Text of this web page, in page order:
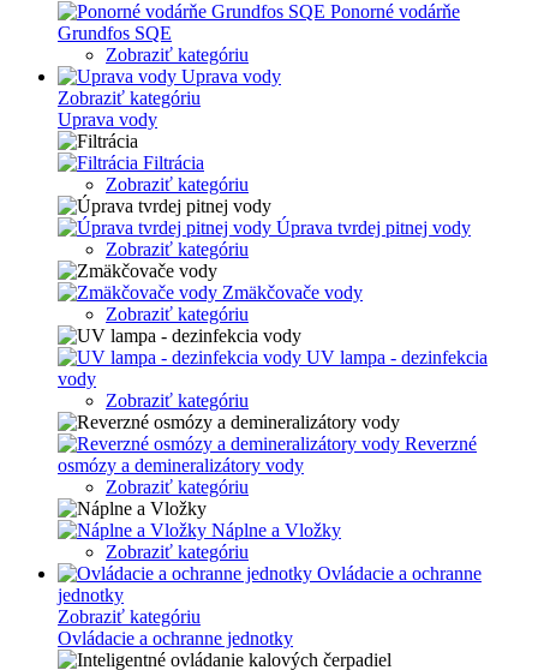
Ponorné vodárňe
Grundfos SQE
Zobraziť kategóriu
Uprava vody
Zobraziť kategóriu
Uprava vody
Filtrácia
Zobraziť kategóriu
Úprava tvrdej pitnej vody
Zobraziť kategóriu
Zmäkčovače vody
Zobraziť kategóriu
UV lampa - dezinfekcia
vody
Zobraziť kategóriu
Reverzné
osmózy a demineralizátory vody
Zobraziť kategóriu
Náplne a Vložky
Zobraziť kategóriu
Ovládacie a ochranne
jednotky
Zobraziť kategóriu
Ovládacie a ochranne jednotky